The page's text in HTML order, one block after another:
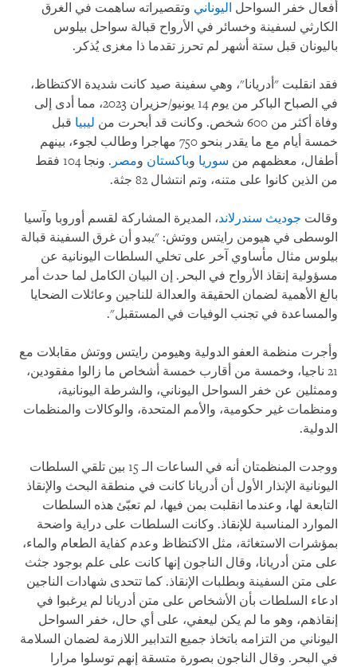
أفعال خفر السواحل اليوناني وتقصيراته ساهمت في الغرق
الكارثي لسفينة وخسائر في الأرواح قبالة سواحل بيلوس
باليونان قبل ستة أشهر لم تحرز تقدما ذا مغزى يُذكر.
فقد انقلبت "أدريانا"، وهي سفينة صيد كانت شديدة الاكتظاظ،
في الصباح الباكر من يوم 14 يونيو/حزيران 2023، مما أدى إلى
وفاة أكثر من 600 شخص. وكانت قد أبحرت من
ليبيا قبل
خمسة أيام مع ما يقدر بنحو 750 مهاجرا وطالب لجوء، بينهم
أطفال، معظمهم من سوريا وباكستان ومصر
. ونجا 104 فقط
من الذين كانوا على متنه، وتم انتشال 82 جثة.
وقالت جوديث سندرلاند، المديرة المشاركة لقسم أوروبا وآسيا
الوسطى في هيومن رايتس ووتش: "يبدو أن غرق السفينة قبالة
بيلوس مثال مأساوي آخر على تخلي السلطات اليونانية عن
مسؤولية إنقاذ الأرواح في البحر. إن البيان الكامل لما حدث أمر
بالغ الأهمية لضمان الحقيقة والعدالة للناجين وعائلات الضحايا
والمساعدة في تجنب الوفيات في المستقبل".
وأجرت منظمة العفو الدولية وهيومن رايتس ووتش مقابلات مع
21 ناجيا، وخمسة من أقارب خمسة أشخاص ما زالوا مفقودين،
وممثلين عن خفر السواحل اليوناني، والشرطة اليونانية،
ومنظمات غير حكومية، والأمم المتحدة، والوكالات والمنظمات
الدولية.
ووجدت المنظمتان أنه في الساعات الـ 15 بين تلقي السلطات
اليونانية الإنذار الأول أن أدريانا كانت في منطقة البحث والإنقاذ
التابعة لها، وعندما انقلبت بمن فيها، لم تعبّئ هذه السلطات
الموارد المناسبة للإنقاذ. وكانت السلطات على دراية واضحة
بمؤشرات الاستغاثة، مثل الاكتظاظ وعدم كفاية الطعام والماء،
على متن أدريانا، وقال الناجون إنها كانت على علم بوجود جثث
على متن السفينة وبطلبات الإنقاذ. كما تتحدى شهادات الناجين
ادعاء السلطات بأن الأشخاص على متن أدريانا لم يرغبوا في
إنقاذهم، وهو ما لم يكن ليعفي، على أي حال، خفر السواحل
اليوناني من التزامه باتخاذ جميع التدابير اللازمة لضمان السلامة
في البحر. وقال الناجون بصورة متسقة إنهم توسلوا مرارا